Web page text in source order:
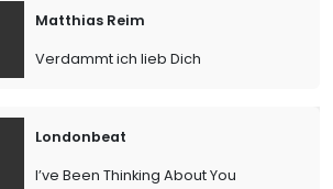
Matthias Reim
Verdammt ich lieb Dich
Londonbeat
I’ve Been Thinking About You